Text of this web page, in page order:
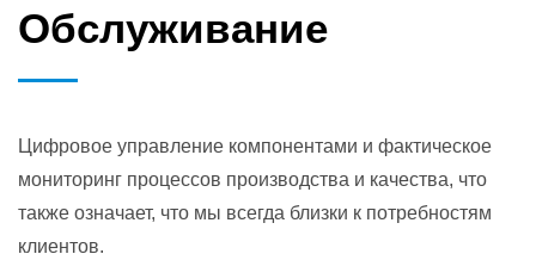
Обслуживание
Цифровое управление компонентами и фактическое
мониторинг процессов производства и качества, что
также означает, что мы всегда близки к потребностям
клиентов.